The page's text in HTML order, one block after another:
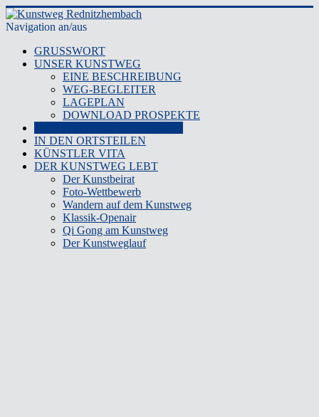
Navigation an/aus
GRUSSWORT
UNSER KUNSTWEG
EINE BESCHREIBUNG
WEG-BEGLEITER
LAGEPLAN
DOWNLOAD PROSPEKTE
IN DEN ORTSTEILEN
KÜNSTLER VITA
DER KUNSTWEG LEBT
Der Kunstbeirat
Foto-Wettbewerb
Wandern auf dem Kunstweg
Klassik-Openair
Qi Gong am Kunstweg
Der Kunstweglauf